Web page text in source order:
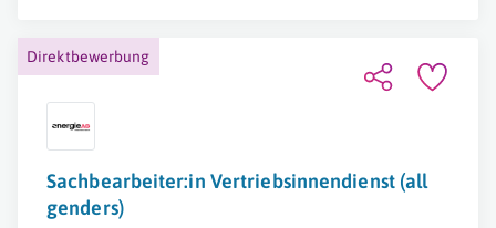
Direktbewerbung
Sachbearbeiter:in Vertriebsinnendienst (all
genders)